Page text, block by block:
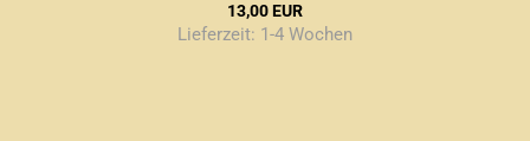
13,00 EUR
Lieferzeit: 1-4 Wochen